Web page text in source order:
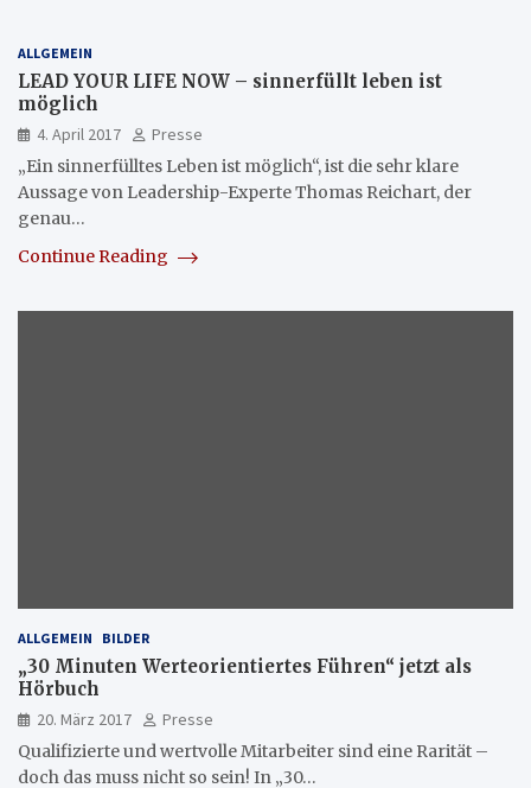
ALLGEMEIN
LEAD YOUR LIFE NOW – sinnerfüllt leben ist
möglich
4. April 2017
Presse
„Ein sinnerfülltes Leben ist möglich“, ist die sehr klare
Aussage von Leadership-Experte Thomas Reichart, der
genau…
Continue Reading
ALLGEMEIN BILDER
„30 Minuten Werteorientiertes Führen“ jetzt als
Hörbuch
20. März 2017
Presse
Qualifizierte und wertvolle Mitarbeiter sind eine Rarität –
doch das muss nicht so sein! In „30…